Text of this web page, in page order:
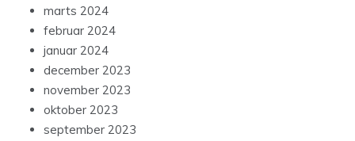
marts 2024
februar 2024
januar 2024
december 2023
november 2023
oktober 2023
september 2023